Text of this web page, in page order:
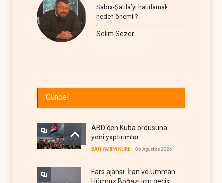
Sabra-Şatila’yı hatırlamak
neden önemli?
Selim Sezer
Güncel
ABD'den Küba ordusuna
yeni yaptırımlar
BATI YARIM KÜRE 06 Ağustos 2026
Fars ajansı: İran ve Umman
Hürmüz Boğazı için geçiş